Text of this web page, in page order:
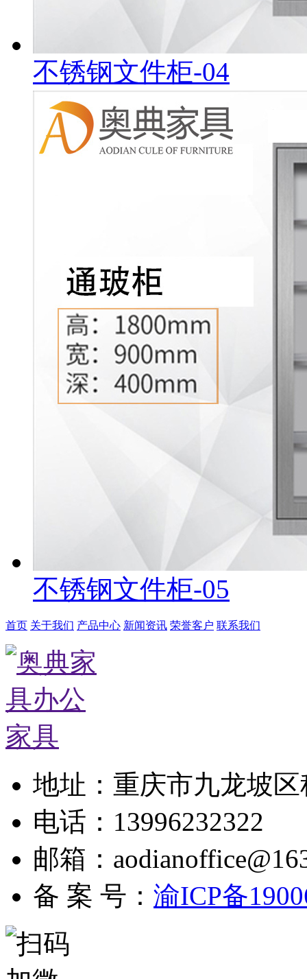
不锈钢文件柜-04
不锈钢文件柜-05
首页 关于我们 产品中心 新闻资讯 荣誉客户 联系我们
地址：重庆市九龙坡区
电话：13996232322
邮箱：
备 案 号： 渝ICP备